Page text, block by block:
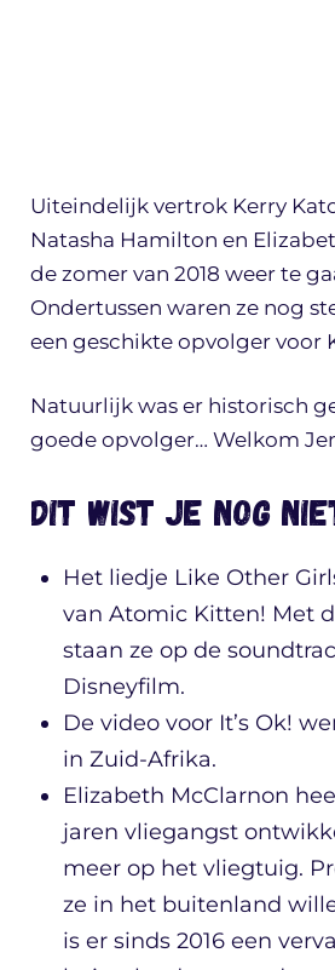
Uiteindelijk vertrok Kerry
Natasha Hamilton en
de zomer van 2018 weer te
Ondertussen waren ze nog
een geschikte opvolger voor
Natuurlijk was er historisch
goede opvolger… Welkom
Dit wist je nog
Het liedje Like Other
van Atomic Kitten! Met
staan ze op de
Disneyfilm.
De video voor It’s Ok!
in Zuid-Afrika.
Elizabeth McClarnon
jaren vliegangst
meer op het vliegtuig.
ze in het buitenland
is er sinds 2016 een